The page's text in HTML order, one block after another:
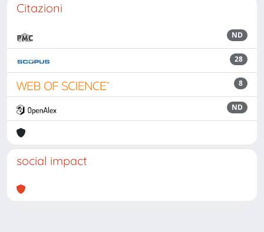
Citazioni
ND
28
8
ND
social impact